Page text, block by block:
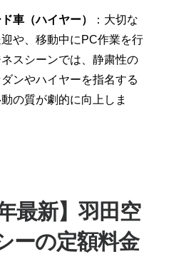
車（ハイヤー）
：大切な
や、移動中にPC作業を行
スシーンでは、静粛性の
ンやハイヤーを指名する
の質が劇的に向上しま
最新】羽田空
ーの定額料金